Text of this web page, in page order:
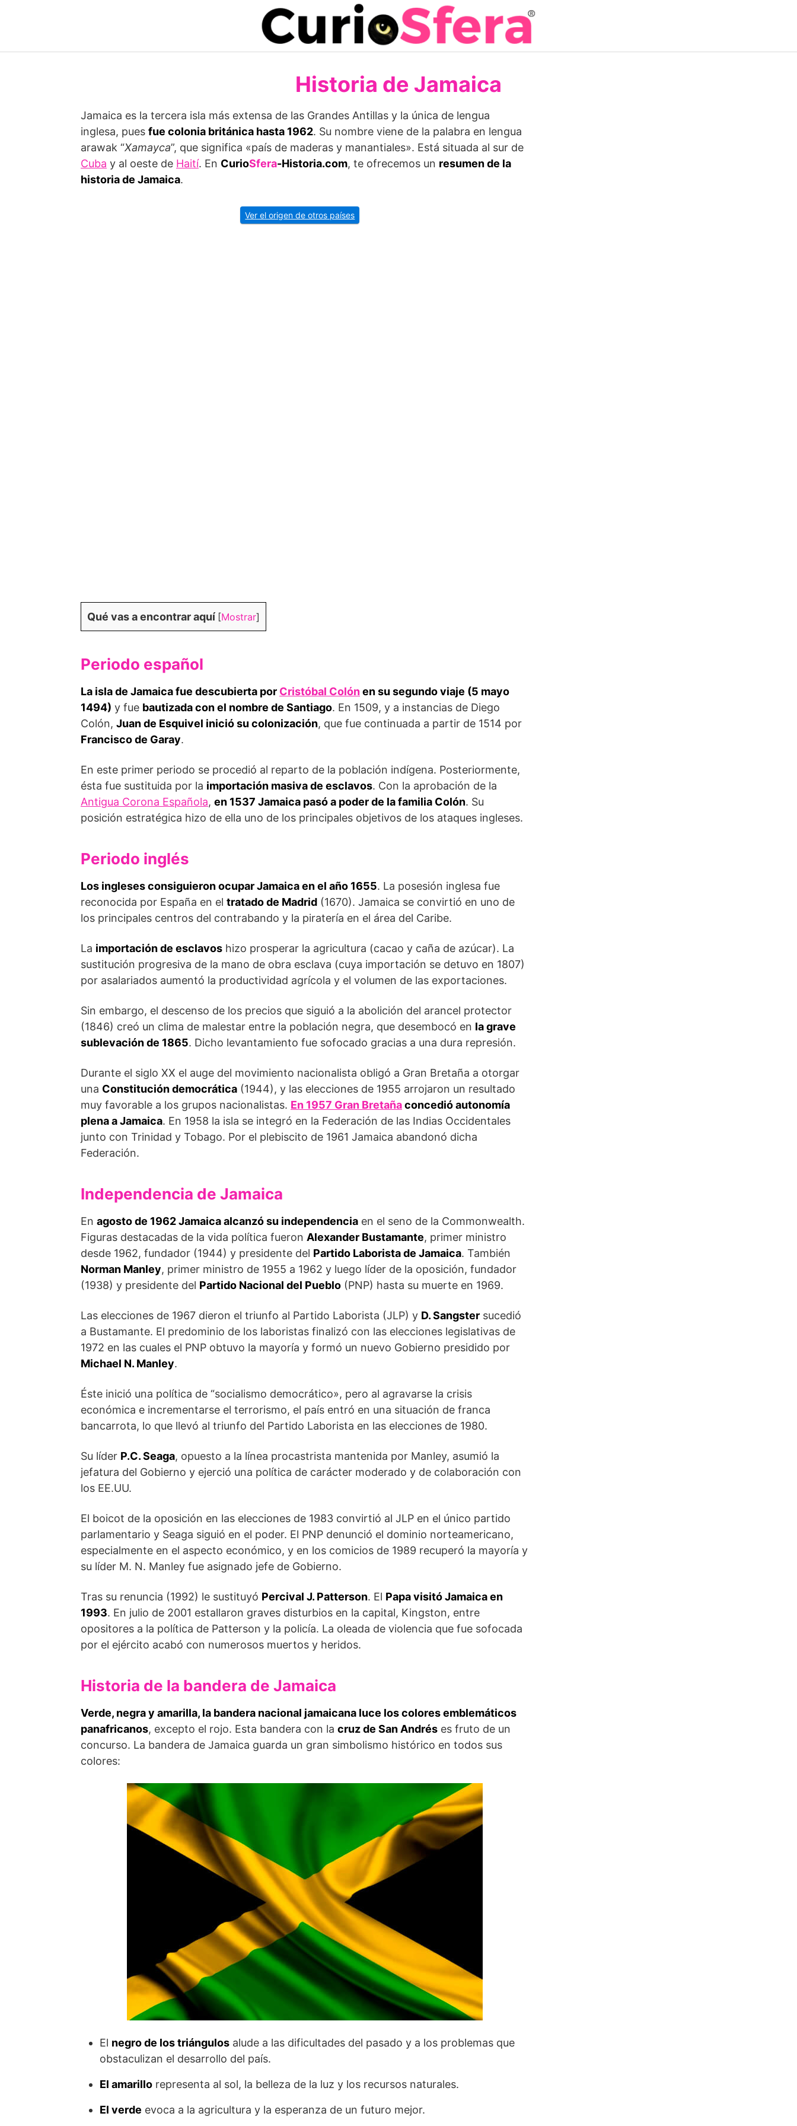
Historia de Jamaica
Jamaica es la tercera isla más extensa de las Grandes Antillas y la única de lengua
inglesa, pues fue colonia británica hasta 1962. Su nom­bre viene de la palabra en lengua
arawak “Xamayca”, que significa «país de maderas y manantia­les». Está situada al sur de
Cuba y al oeste de Haití. En CurioSfera-Historia.com, te ofrecemos un resumen de la
historia de Jamaica.
Ver el origen de otros países
Qué vas a encontrar aquí [Mostrar]
Periodo español
La isla de Jamaica fue descubierta por Cristóbal Colónen su segundo viaje (5 mayo
1494) y fue bautizada con el nombre de Santia­go. En 1509, y a instancias de Diego
Colón, Juan de Esquivel inició su colonización, que fue continuada a partir de 1514 por
Francisco de Garay.
En este primer periodo se procedió al reparto de la población indígena. Posteriormente,
ésta fue sustituida por la importación masiva de esclavos. Con la aprobación de la
Antigua Corona Española, en 1537 Jamaica pasó a poder de la familia Colón. Su
posición estratégica hizo de ella uno de los principales objetivos de los ataques ingleses.
Periodo inglés
Los ingleses consiguieron ocupar Jamaica en el año 1655. La posesión inglesa fue
recono­cida por España en el tratado de Madrid (1670). Jamaica se convirtió en uno de
los principales centros del contrabando y la piratería en el área del Caribe.
La importación de esclavos hizo prosperar la agricultura (cacao y caña de azúcar). La
sustitución progresiva de la mano de obra esclava (cuya importación se detuvo en 1807)
por asalariados aumentó la productividad agrícola y el volumen de las exportaciones.
Sin embargo, el descenso de los precios que siguió a la abolición del arancel protector
(1846) creó un clima de malestar entre la población negra, que desembocó en la grave
sublevación de 1865. Dicho levantamiento fue sofo­cado gracias a una dura represión.
Durante el siglo XX el auge del movimiento nacionalista obligó a Gran Bretaña a otorgar
una Constitución democrática (1944), y las elecciones de 1955 arrojaron un resultado
muy favorable a los grupos nacionalis­tas. En 1957 Gran Bretañaconcedió autonomía
plena a Jamaica. En 1958 la isla se integró en la Federación de las Indias Occiden­tales
junto con Trinidad y Tobago. Por el plebiscito de 1961 Jamaica abandonó dicha
Federación.
Independencia de Jamaica
En agosto de 1962 Jamaica alcanzó su independencia en el seno de la Commonwealth.
Figuras destacadas de la vida política fueron Alexander Bustamante, primer ministro
desde 1962, fundador (1944) y presidente del Partido Laborista de Jamaica. También
Norman Manley, primer ministro de 1955 a 1962 y luego líder de la opo­sición, fundador
(1938) y presidente del Partido Nacional del Pueblo (PNP) hasta su muerte en 1969.
Las elecciones de 1967 dieron el triunfo al Partido Laborista (JLP) y D. Sangster sucedió
a Bustamante. El predominio de los laboristas finalizó con las elecciones legislativas de
1972 en las cuales el PNP obtuvo la mayoría y formó un nuevo Gobierno presidido por
Michael N. Manley.
Éste inició una política de “socialismo democrático», pero al agravarse la crisis
económica e incrementarse el terroris­mo, el país entró en una situación de franca
bancarrota, lo que llevó al triunfo del Partido Laborista en las elecciones de 1980.
Su líder P.C. Seaga, opuesto a la línea procastrista mantenida por Manley, asumió la
jefatura del Gobierno y ejerció una políti­ca de carácter moderado y de colaboración con
los EE.UU.
El boicot de la oposición en las elecciones de 1983 convirtió al JLP en el único partido
parlamentario y Seaga siguió en el poder. El PNP denunció el dominio norteamericano,
especialmente en el aspecto económico, y en los comicios de 1989 recuperó la mayoría y
su líder M. N. Manley fue asignado jefe de Gobierno.
Tras su renuncia (1992) le sustituyó Percival J. Patterson. El Papa visitó Jamaica en
1993. En julio de 2001 estallaron graves disturbios en la capital, Kingston, entre
opositores a la política de Patterson y la policía. La oleada de violencia que fue sofocada
por el ejército acabó con numerosos muertos y heridos.
Historia de la bandera de Jamaica
Verde, negra y amarilla, la bandera nacional jamaicana luce los colores emblemáticos
panafricanos, excepto el rojo. Esta bandera con la cruz de San Andrés es fruto de un
concurso. La bandera de Jamaica guarda un gran simbolismo histórico en todos sus
colores:
El negro de los triángulos alude a las dificultades del pasado y a los problemas que
obstaculizan el desarrollo del país.
El amarillo representa al sol, la belleza de la luz y los recursos naturales.
El verde evoca a la agricultura y la esperanza de un futuro mejor.